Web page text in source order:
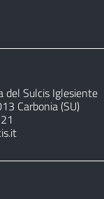
del Sulcis Iglesiente
Carbonia (SU)